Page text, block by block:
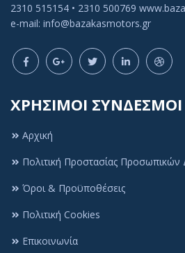
Πολιτική Cookies
παρόμοιες τεχνολογίες, για να
2310 515154 • 2310 500769
e-mail: info@bazakasmotors.gr
ΧΡΗΣΙΜΟΙ ΣΥΝΔΕΣΜΟΙ
Αρχική
Πολιτική Προστασίας
Όροι & Προϋποθέσεις
Πολιτική Cookies
Επικοινωνία